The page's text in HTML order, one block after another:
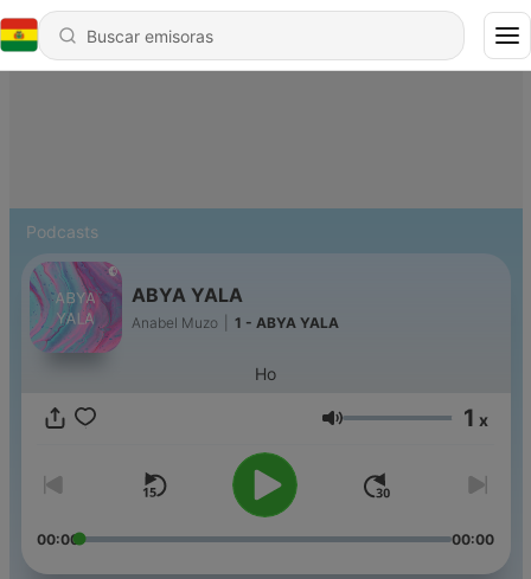
Podcasts
ABYA YALA
Anabel Muzo 1 - ABYA YALA
Ho
Volumen 1 x
00:00 00:00